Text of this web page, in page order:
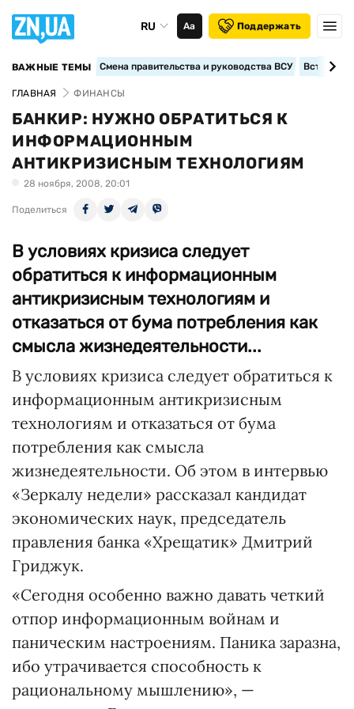
RU Аа Поддержать
ВАЖНЫЕ ТЕМЫ Смена правительства и руководства ВСУ
ГЛАВНАЯ ФИНАНСЫ
БАНКИР: НУЖНО ОБРАТИТЬСЯ К
ИНФОРМАЦИОННЫМ
АНТИКРИЗИСНЫМ ТЕХНОЛОГИЯМ
28 ноября, 2008, 20:01
Поделиться
В условиях кризиса следует
обратиться к информационным
антикризисным технологиям и
отказаться от бума потребления как
смысла жизнедеятельности...
В условиях кризиса следует обратиться к
информационным антикризисным
технологиям и отказаться от бума
потребления как смысла
жизнедеятельности. Об этом в интервью
«Зеркалу недели» рассказал кандидат
экономических наук, председатель
правления банка «Хрещатик» Дмитрий
Гриджук.
«Сегодня особенно важно давать четкий
отпор информационным войнам и
паническим настроениям. Паника заразна,
ибо утрачивается способность к
рациональному мышлению», —